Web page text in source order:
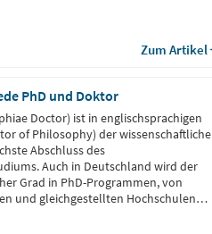
Zum Artikel
PhD und Doktor
Doctor) ist in englischsprachigen
of Philosophy) der wissenschaftliche
Abschluss des
Auch in Deutschland wird der
Grad in PhD-Programmen, von
und gleichgestellten Hochschulen